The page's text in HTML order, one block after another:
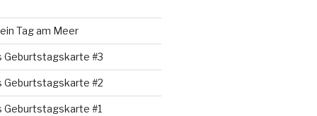
Tag am Meer
Geburtstagskarte #3
Geburtstagskarte #2
Geburtstagskarte #1